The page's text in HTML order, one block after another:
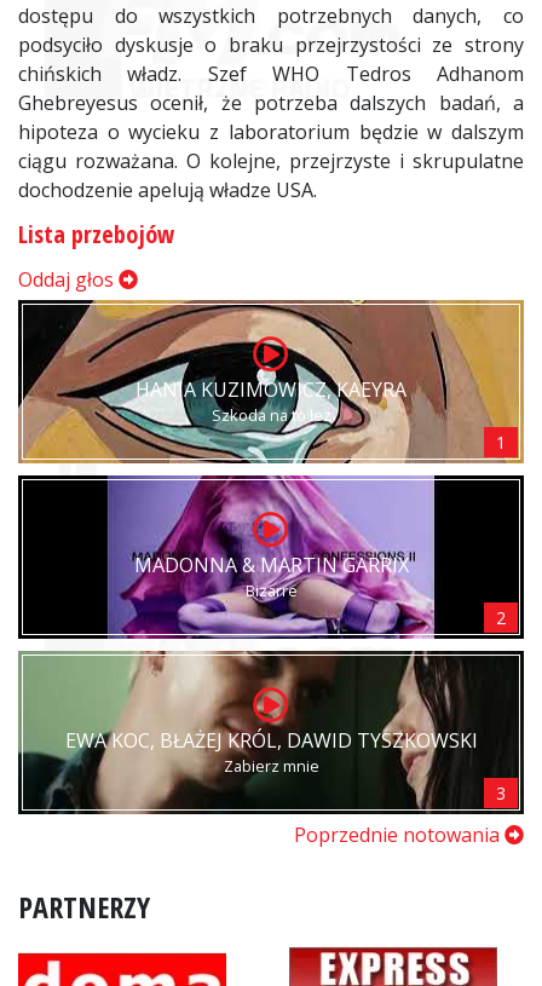
dostępu do wszystkich potrzebnych danych, co
podsyciło dyskusje o braku przejrzystości ze strony
chińskich władz. Szef WHO Tedros Adhanom
Ghebreyesus ocenił, że potrzeba dalszych badań, a
hipoteza o wycieku z laboratorium będzie w dalszym
ciągu rozważana. O kolejne, przejrzyste i skrupulatne
dochodzenie apelują władze USA.
Lista przebojów
Oddaj głos
HANIA KUZIMOWICZ, KAEYRA
Szkoda na to łez
1
MADONNA & MARTIN GARRIX
Bizarre
2
EWA KOC, BŁAŻEJ KRÓL, DAWID TYSZKOWSKI
Zabierz mnie
3
Poprzednie notowania
PARTNERZY